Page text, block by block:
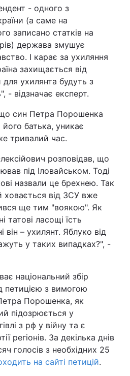
- одного з
(а саме на
записано статків на
держава змушує
І карає за ухиляння
захищається від
ухилянта будуть з
- відзначає експерт.
син Петра Порошенка
батька, уникає
тривалий час.
розповідав, що
під Іловайськом. Тоді
назвали це брехнею. Так
ховається від ЗСУ вже
ще тим "воякою". Як
татові ласощі їсть
він – ухилянт. Яблуко від
у таких випадках?", -
національний збір
петицією з вимогою
Порошенка, як
підозрюється у
з рф у війну та є
регіонів. За декілька днів
голосів з необхідних 25
на сайті петицій.